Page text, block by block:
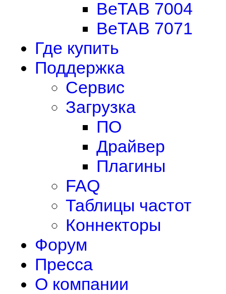
BeTAB 7004
BeTAB 7071
Где купить
Поддержка
Сервис
Загрузка
ПО
Драйвер
Плагины
FAQ
Таблицы частот
Коннекторы
Форум
Пресса
О компании